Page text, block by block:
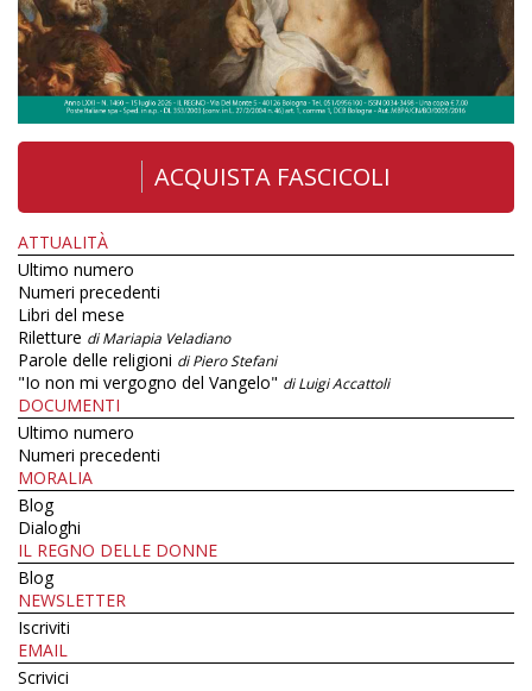
ACQUISTA FASCICOLI
ATTUALITÀ
Ultimo numero
Numeri precedenti
Libri del mese
Riletture di Mariapia Veladiano
Parole delle religioni di Piero Stefani
"Io non mi vergogno del Vangelo" di Luigi Accattoli
DOCUMENTI
Ultimo numero
Numeri precedenti
MORALIA
Blog
Dialoghi
IL REGNO DELLE DONNE
Blog
NEWSLETTER
Iscriviti
EMAIL
Scrivici